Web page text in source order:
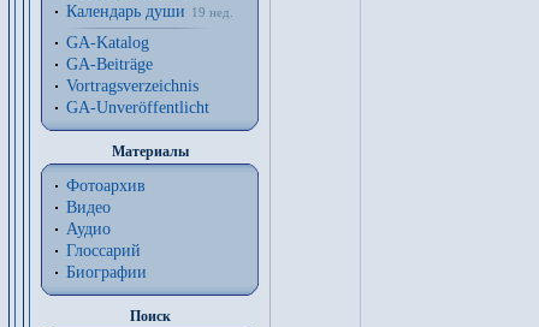
Календарь души
19 нед.
GA-Katalog
GA-Beiträge
Vortragsverzeichnis
GA-Unveröffentlicht
Материалы
Фотоархив
Видео
Аудио
Глоссарий
Биографии
Поиск